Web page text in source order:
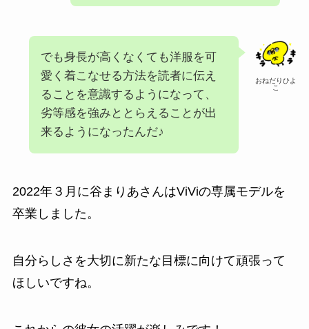
おねだりひよ
こ
でも身長が高くなくても洋服を可
愛く着こなせる方法を読者に伝え
ることを意識するようになって、
劣等感を強みととらえることが出
来るようになったんだ♪
2022年３月に谷まりあさんはViViの専属モデルを
卒業しました。
自分らしさを大切に新たな目標に向けて頑張って
ほしいですね。